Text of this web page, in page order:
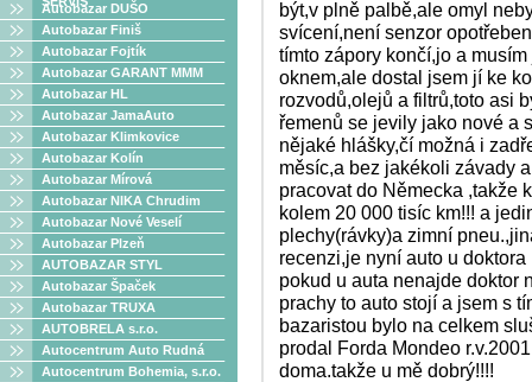
Autobazar DUŠO
Autobazar Finiš
Autobazar Fojtík
Autobazar GARANT MMM
Autobazar HL
Autobazar JamaAuto
Autobazar Klimkovice
Autobazar Kolín
Autobazar Mírová
Autobazar NIKA Chrudim
Autobazar Nové Veselí
Autobazar Plzeň
AUTOBAZAR STYL
Autobazar Špaček
Autobazar TRUXA
AUTOBRELA s.r.o.
Autocentrum Auto Rudná
Autocentrum Bohemia, s.r.o.
být,v plně palbě,ale omyl
svícení,není senzor
tímto zápory končí,jo a
oknem,ale dostal jsem jí ke
rozvodů,olejů a filtrů,toto asi
řemenů se jevily jako nové a
nějaké hlášky,čí možná i
měsíc,a bez jakékoli závady
pracovat do Německa ,takže
kolem 20 000 tisíc km!!! a
plechy(rávky)a zimní
recenzi,je nyní auto u
pokud u auta nenajde doktor
prachy to auto stojí a jsem s
bazaristou bylo na celkem
prodal Forda Mondeo
doma.takže u mě dobrý!!!!